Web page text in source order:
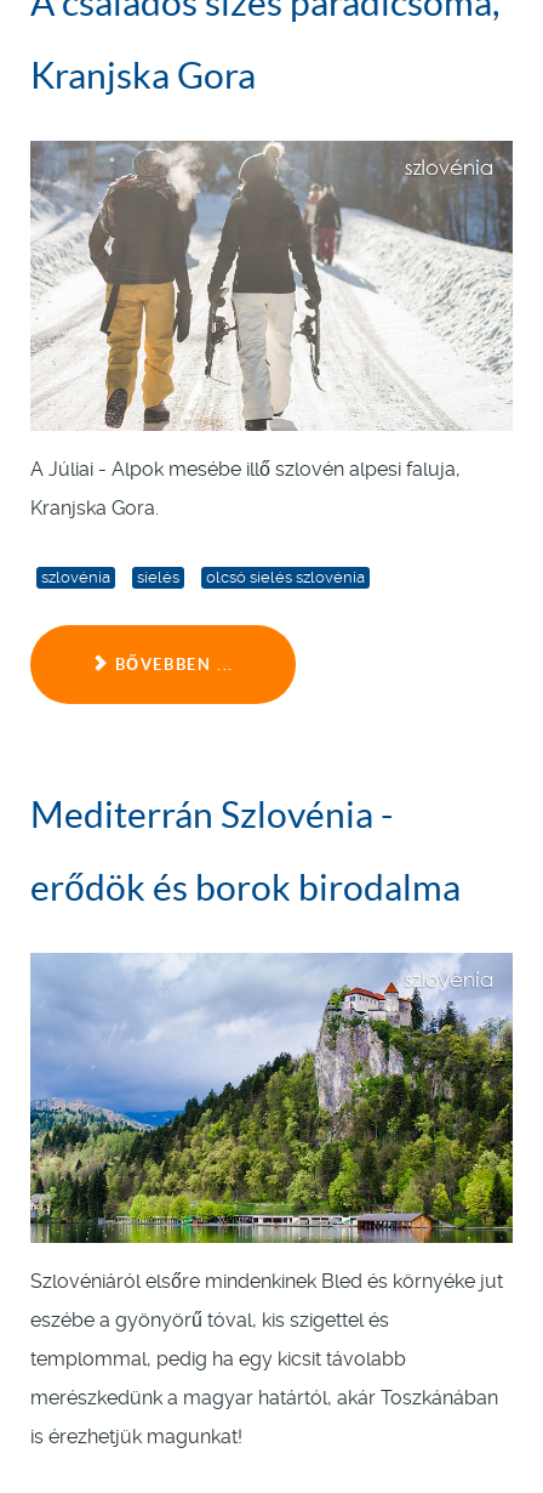
Kranjska Gora
A Júliai - Alpok mesébe illő szlovén alpesi faluja,
Kranjska Gora.
szlovénia síelés olcsó síelés szlovénia
BŐVEBBEN ...
Mediterrán Szlovénia -
erődök és borok birodalma
Szlovéniáról elsőre mindenkinek Bled és környéke jut
eszébe a gyönyörű tóval, kis szigettel és
templommal, pedig ha egy kicsit távolabb
merészkedünk a magyar határtól, akár Toszkánában
is érezhetjük magunkat!